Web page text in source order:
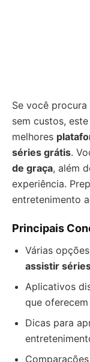
Se você procura
sem custos,
melhores
séries grátis.
de graça, além
experiência.
entretenimento
Principais
Várias
assistir
Aplicativos
que
Dicas para